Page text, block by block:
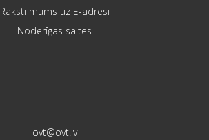
Raksti mums uz E-adresi
Noderīgas saites
ovt@ovt.lv